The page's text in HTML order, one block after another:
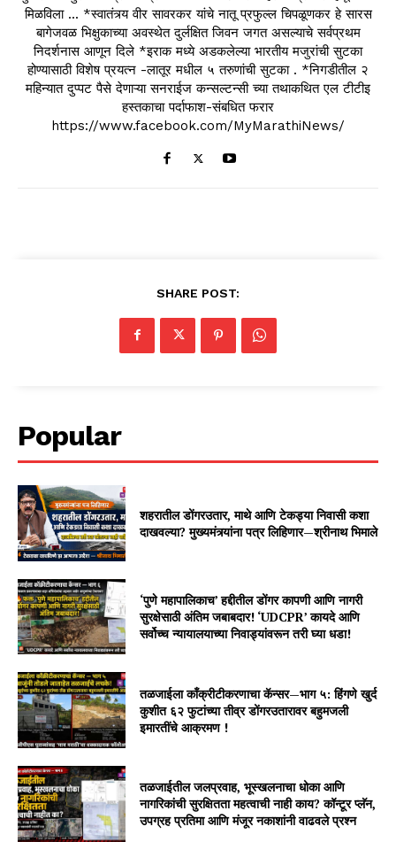
मिळविला ... *स्वातंत्र्य वीर सावरकर यांचे नातू प्रफुल्ल चिपळूणकर हे सारस
बागेजवळ भिक्षुकाच्या अवस्थेत दुर्लक्षित जिवन जगत असल्याचे सर्वप्रथम
निदर्शनास आणून दिले *इराक मध्ये अडकलेल्या भारतीय मजुरांची सुटका
होण्यासाठी विशेष प्रयत्न -लातूर मधील ५ तरुणांची सुटका . *निगडीतील २
महिन्यात दुप्पट पैसे देणाऱ्या सनराईज कन्सल्टन्सी च्या तथाकथित एल टीटीइ
हस्तकाचा पर्दाफाश-संबधित फरार
https://www.facebook.com/MyMarathiNews/
SHARE POST:
Popular
शहरातील डोंगरउतार, माथे आणि टेकड्या निवासी कशा
दाखवल्या? मुख्यमंत्र्यांना पत्र लिहिणार—श्रीनाथ भिमाले
‘पुणे महापालिकाच’ हद्दीतील डोंगर कापणी आणि नागरी
सुरक्षेसाठी अंतिम जबाबदार! ‘UDCPR’ कायदे आणि
सर्वोच्च न्यायालयाच्या निवाड्यांवरून तरी घ्या धडा!
तळजाईला काँक्रीटीकरणाचा कॅन्सर—भाग ५: हिंगणे खुर्द
कुशीत ६२ फुटांच्या तीव्र डोंगरउतारावर बहुमजली
इमारतींचे आक्रमण !
तळजाईतील जलप्रवाह, भूस्खलनाचा धोका आणि
नागरिकांची सुरक्षितता महत्वाची नाही काय? कॉन्टूर प्लॅन,
उपग्रह प्रतिमा आणि मंजूर नकाशांनी वाढवले प्रश्न